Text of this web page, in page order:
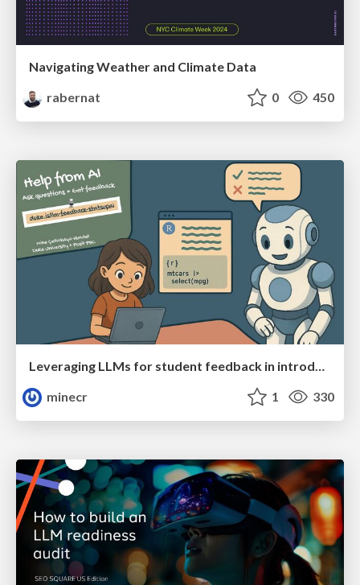
Navigating Weather and Climate Data
rabernat
0 450
Leveraging LLMs for student feedback in introductory data science courses - posit::conf(2025)
minecr
1 330